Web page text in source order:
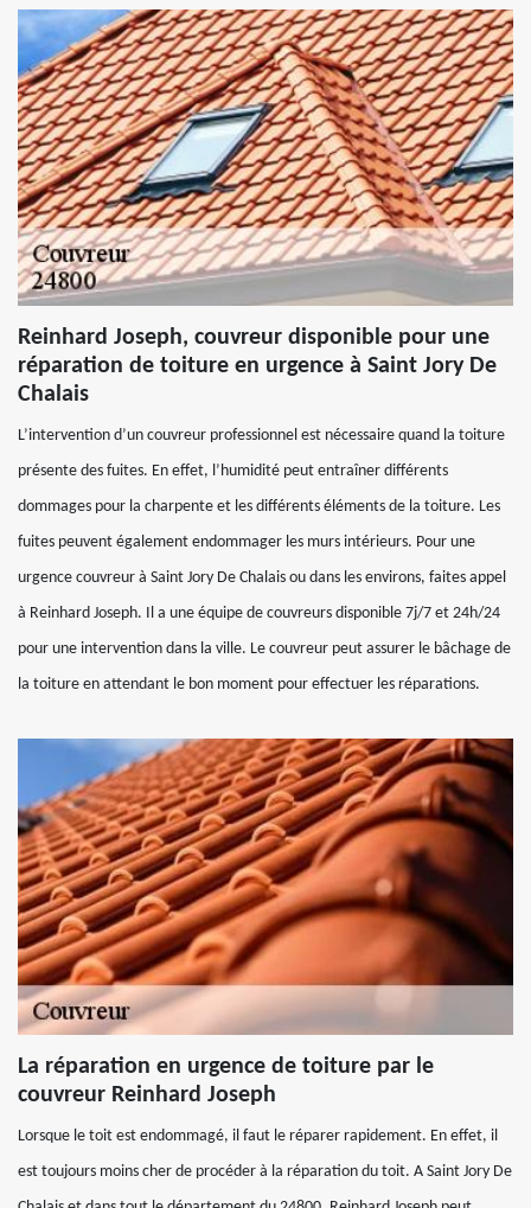
Reinhard Joseph, couvreur disponible pour une
réparation de toiture en urgence à Saint Jory De
Chalais
L’intervention d’un couvreur professionnel est nécessaire quand la toiture
présente des fuites. En effet, l’humidité peut entraîner différents
dommages pour la charpente et les différents éléments de la toiture. Les
fuites peuvent également endommager les murs intérieurs. Pour une
urgence couvreur à Saint Jory De Chalais ou dans les environs, faites appel
à Reinhard Joseph. Il a une équipe de couvreurs disponible 7j/7 et 24h/24
pour une intervention dans la ville. Le couvreur peut assurer le bâchage de
la toiture en attendant le bon moment pour effectuer les réparations.
La réparation en urgence de toiture par le
couvreur Reinhard Joseph
Lorsque le toit est endommagé, il faut le réparer rapidement. En effet, il
est toujours moins cher de procéder à la réparation du toit. A Saint Jory De